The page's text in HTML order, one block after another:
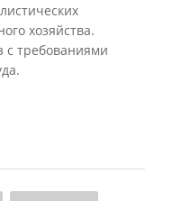
хозяйства.
с требованиями